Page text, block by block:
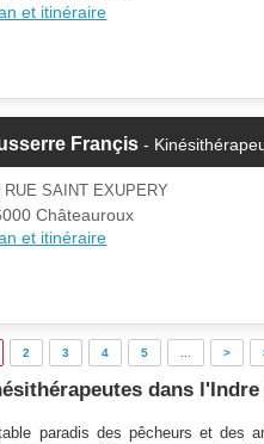
et itinéraire
Françis -
RUE SAINT EXUPERY
Châteauroux
et itinéraire
2 3 4 5 >
dans l'Indre
paradis des pêcheurs et des